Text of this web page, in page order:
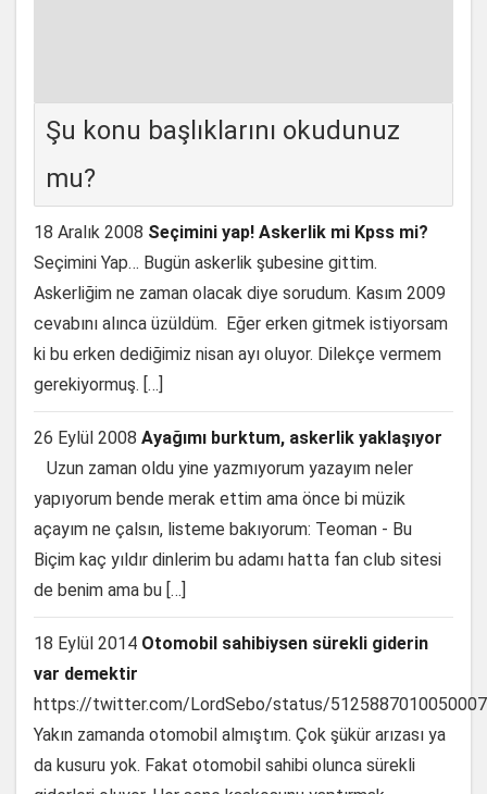
Şu konu başlıklarını okudunuz
mu?
18 Aralık 2008 Seçimini yap! Askerlik mi Kpss mi?
Seçimini Yap… Bugün askerlik şubesine gittim.
Askerliğim ne zaman olacak diye sorudum. Kasım 2009
cevabını alınca üzüldüm. Eğer erken gitmek istiyorsam
ki bu erken dediğimiz nisan ayı oluyor. Dilekçe vermem
gerekiyormuş. […]
26 Eylül 2008 Ayağımı burktum, askerlik yaklaşıyor
Uzun zaman oldu yine yazmıyorum yazayım neler
yapıyorum bende merak ettim ama önce bi müzik
açayım ne çalsın, listeme bakıyorum: Teoman - Bu
Biçim kaç yıldır dinlerim bu adamı hatta fan club sitesi
de benim ama bu […]
18 Eylül 2014 Otomobil sahibiysen sürekli giderin
var demektir
https://twitter.com/LordSebo/status/
Yakın zamanda otomobil almıştım. Çok şükür arızası ya
da kusuru yok. Fakat otomobil sahibi olunca sürekli